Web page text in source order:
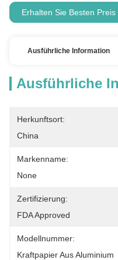
Erhalten Sie Besten Preis
Ausführliche Information
Ausführliche
Herkunftsort:
China
Markenname:
None
Zertifizierung:
FDA Approved
Modellnummer:
Kraftpapier Aus Aluminium